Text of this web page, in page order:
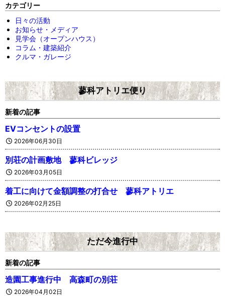
カテゴリー
日々の活動
お知らせ・メディア
見学会（オープンハウス）
コラム・建築紹介
クルマ・ガレージ
蓼科アトリエ便り
新着の記事
EVコンセントの設置
2026年06月30日
別荘の計画敷地 蓼科ビレッジ
2026年03月05日
着工に向けて金額調整の打合せ 蓼科アトリエ
2026年02月25日
ただ今進行中
新着の記事
造園工事進行中 高森町の別荘
2026年04月02日